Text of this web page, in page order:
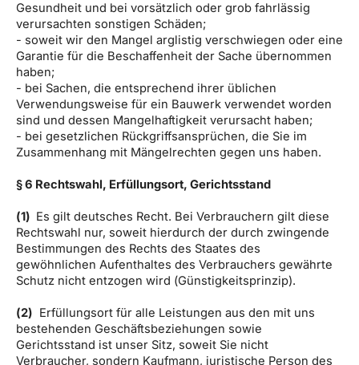
Gesundheit und bei vorsätzlich oder grob fahrlässig
verursachten sonstigen Schäden;
- soweit wir den Mangel arglistig verschwiegen oder eine
Garantie für die Beschaffenheit der Sache übernommen
haben;
- bei Sachen, die entsprechend ihrer üblichen
Verwendungsweise für ein Bauwerk verwendet worden
sind und dessen Mangelhaftigkeit verursacht haben;
- bei gesetzlichen Rückgriffsansprüchen, die Sie im
Zusammenhang mit Mängelrechten gegen uns haben.
§ 6 Rechtswahl, Erfüllungsort, Gerichtsstand
(1) Es gilt deutsches Recht. Bei Verbrauchern gilt diese
Rechtswahl nur, soweit hierdurch der durch zwingende
Bestimmungen des Rechts des Staates des
gewöhnlichen Aufenthaltes des Verbrauchers gewährte
Schutz nicht entzogen wird (Günstigkeitsprinzip).
(2) Erfüllungsort für alle Leistungen aus den mit uns
bestehenden Geschäftsbeziehungen sowie
Gerichtsstand ist unser Sitz, soweit Sie nicht
Verbraucher, sondern Kaufmann, juristische Person des